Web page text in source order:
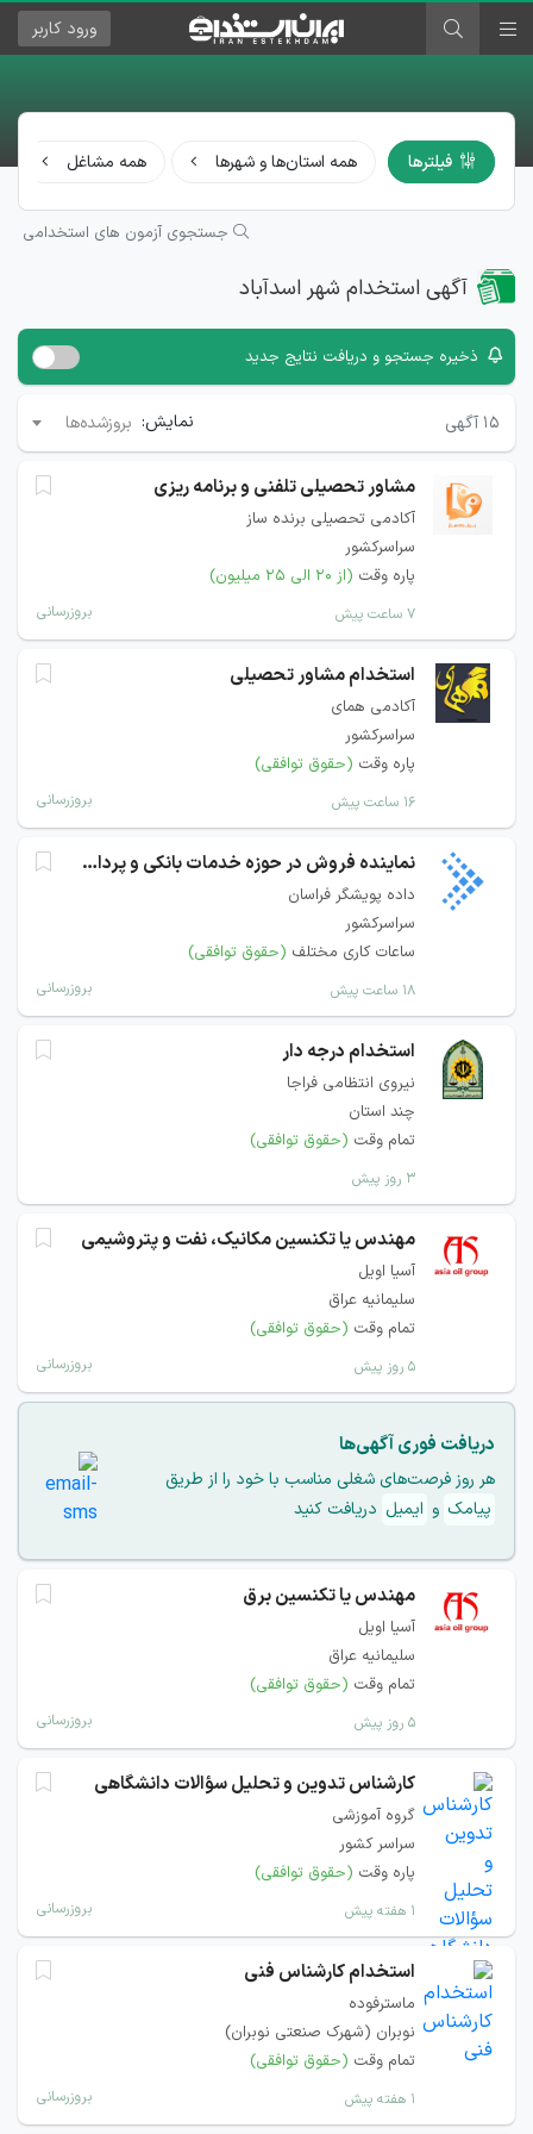
ورود کاربر
فیلترها همه استان‌ها و شهرها همه مشاغل
جستجوی آزمون های استخدامی
آگهی استخدام شهر اسدآباد
ذخیره جستجو و دریافت نتایج جدید
۱۵ آگهی نمایش: بروزشده‌ها
مشاور تحصیلی تلفنی و برنامه ریزی
آکادمی تحصیلی برنده ساز
سراسرکشور
پاره وقت (از ۲۰ الی ۲۵ میلیون)
۷ ساعت پیش بروزرسانی
استخدام مشاور تحصیلی
آکادمی همای
سراسرکشور
پاره وقت (حقوق توافقی)
۱۶ ساعت پیش بروزرسانی
نماینده فروش در حوزه خدمات بانکی و پرداخت
داده پویشگر فراسان
سراسرکشور
ساعات کاری مختلف (حقوق توافقی)
۱۸ ساعت پیش بروزرسانی
استخدام درجه دار
نیروی انتظامی فراجا
چند استان
تمام وقت (حقوق توافقی)
۳ روز پیش
مهندس یا تکنسین مکانیک، نفت و پتروشیمی
آسیا اویل
سلیمانیه عراق
تمام وقت (حقوق توافقی)
۵ روز پیش بروزرسانی
دریافت فوری آگهی‌ها
هر روز فرصت‌های شغلی مناسب با خود را از طریق
پیامک و ایمیل دریافت کنید
مهندس یا تکنسین برق
آسیا اویل
سلیمانیه عراق
تمام وقت (حقوق توافقی)
۵ روز پیش بروزرسانی
کارشناس تدوین و تحلیل سؤالات دانشگاهی
گروه آموزشی
سراسر کشور
پاره وقت (حقوق توافقی)
۱ هفته پیش بروزرسانی
استخدام کارشناس فنی
ماسترفوده
نوبران (شهرک صنعتی نوبران)
تمام وقت (حقوق توافقی)
۱ هفته پیش بروزرسانی